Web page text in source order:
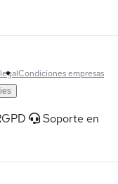
Condiciones empresas
Soporte en